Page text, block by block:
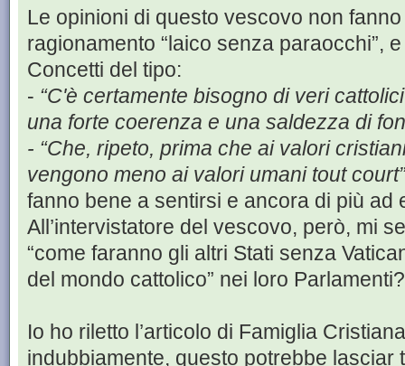
Le opinioni di questo vescovo non
ragionamento “laico senza paraocchi”,
Concetti del tipo:
- “C'è certamente bisogno di veri
una forte coerenza e una saldezza di
- “Che, ripeto, prima che ai valori
vengono meno ai valori umani tout court”
fanno bene a sentirsi e ancora di più ad
All’intervistatore del vescovo, però, mi
“come faranno gli altri Stati senza
del mondo cattolico” nei loro
Io ho riletto l’articolo di Famiglia
indubbiamente, questo potrebbe